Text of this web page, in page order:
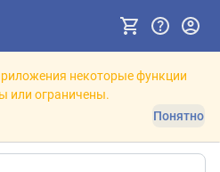
некоторые функции
или ограничены.
Понятно